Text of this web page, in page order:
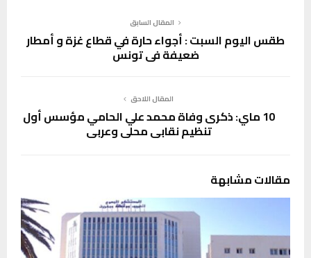
المقال السابق
طقس اليوم السبت : أجواء حارة في قطاع غزة و أمطار
ضعيفة في تونس
المقال اللاحق
10 ماي: ذكرى وفاة محمد علي الحامي مؤسس أول
تنظيم نقابي محلي وعربي
مقالات مشابهة